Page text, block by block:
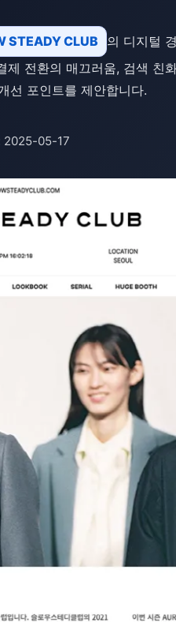
STEADY CLUB
의 디지털
전환의 매끄러움, 검색 친
선 포인트를 제안합니다.
2025-05-17